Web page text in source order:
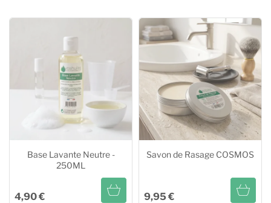
Base Lavante Neutre -
250ML
4,90 €
Savon de Rasage COSMOS
9,95 €